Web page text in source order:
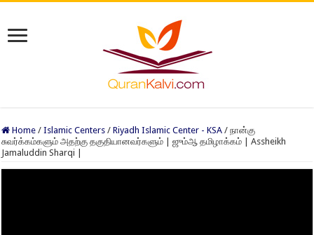
Home / Islamic Centers / Riyadh Islamic Center - KSA / நான்கு
சுவர்க்கம்களும் அதற்கு தகுதியானவர்களும் | ஜும்ஆ தமிழாக்கம் | Assheikh
Jamaluddin Sharqi |